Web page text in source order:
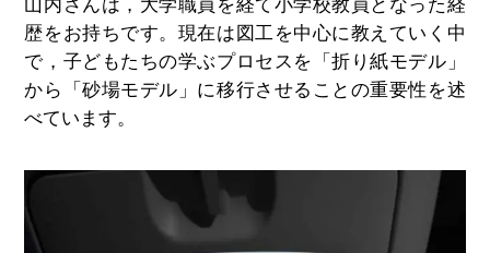
山内さんは，大学職員を経て小学校教員となった経
歴をお持ちです。現在は図工を中心に教えていく中
で，子どもたちの学ぶプロセスを「折り紙モデル」
から「砂場モデル」に移行させることの重要性を述
べています。